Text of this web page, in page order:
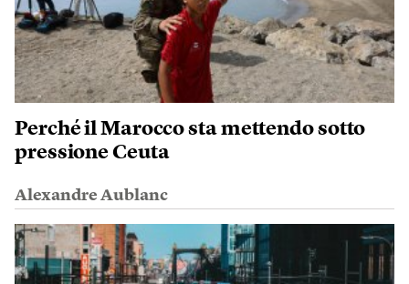
Perché il Marocco sta mettendo sotto
pressione Ceuta
Alexandre Aublanc